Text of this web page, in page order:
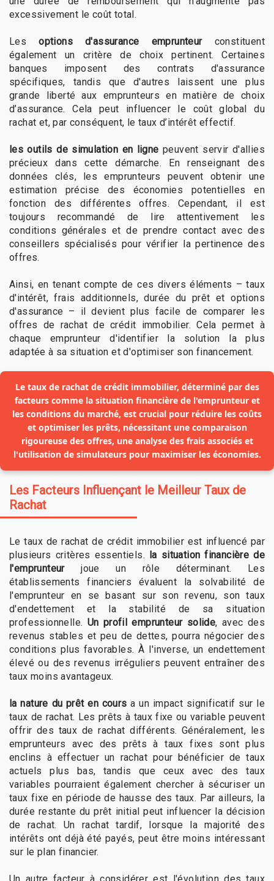
excessivement le coût total.
Lesoptions d'assurance emprunteurconstituent
également un critère de choix pertinent. Certaines
banques imposent des contrats d'assurance
spécifiques, tandis que d'autres laissent une plus
grande liberté aux emprunteurs en matière de choix
d’assurance. Cela peut influencer le coût global du
rachat et, par conséquent, le taux d’intérêt effectif.
les outils de simulation en ligne peuvent servir d'allies
précieux dans cette démarche. En renseignant des
données clés, les emprunteurs peuvent obtenir une
estimation précise des économies potentielles en
fonction des différentes offres. Cependant, il est
toujours recommandé de lire attentivement les
conditions générales et de prendre contact avec des
conseillers spécialisés pour vérifier la pertinence des
offres.
Ainsi, en tenant compte de ces divers éléments – taux
d'intérêt, frais additionnels, durée du prêt et options
d'assurance – il devient plus facile de comparer les
offres de rachat de crédit immobilier. Cela permet à
chaque emprunteur d'identifier la solution la plus
adaptée à sa situation et d'optimiser son financement.
Le taux de rachat de crédit immobilier, déterminé par des
facteurs comme la situation financière de l'emprunteur et
les conditions du marché, est crucial pour réduire les coûts
et optimiser les prêts, nécessitant une comparaison
rigoureuse des offres, une analyse des frais associés et
l'utilisation de simulateurs pour maximiser les économies.
Les Facteurs Influençant le Meilleur Taux de
Rachat
Le taux de rachat de crédit immobilier est influencé par
plusieurs critères essentiels. la situation financière de
l'emprunteurjoue un rôle déterminant. Les
établissements financiers évaluent la solvabilité de
l'emprunteur en se basant sur son revenu, son taux
d'endettement et la stabilité de sa situation
professionnelle. Un profil emprunteur solide, avec des
revenus stables et peu de dettes, pourra négocier des
conditions plus favorables. À l'inverse, un endettement
élevé ou des revenus irréguliers peuvent entraîner des
taux moins avantageux.
la nature du prêt en cours a un impact significatif sur le
taux de rachat. Les prêts à taux fixe ou variable peuvent
offrir des taux de rachat différents. Généralement, les
emprunteurs avec des prêts à taux fixes sont plus
enclins à effectuer un rachat pour bénéficier de taux
actuels plus bas, tandis que ceux avec des taux
variables pourraient également chercher à sécuriser un
taux fixe en période de hausse des taux. Par ailleurs, la
durée restante du prêt initial peut influencer la décision
de rachat. Un rachat tardif, lorsque la majorité des
intérêts ont déjà été payés, peut être moins intéressant
sur le plan financier.